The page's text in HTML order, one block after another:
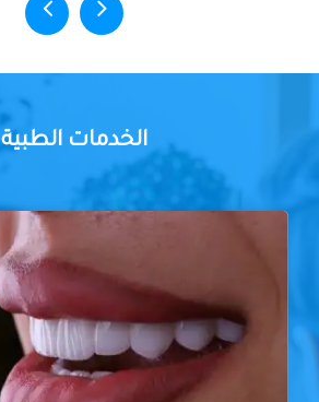
الخدمات الطبية